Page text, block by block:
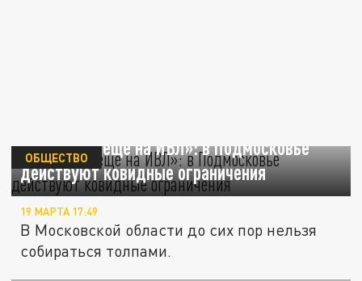
«Люди всё ещё на ИВЛ»: в Подмосковье
действуют ковидные ограничения
ОБЩЕСТВО
19 МАРТА 17:49
В Московской области до сих пор нельзя
собираться толпами.
"Стратус": новый штамм коронавируса